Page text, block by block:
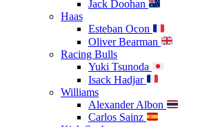
Jack Doohan
Haas
Esteban Ocon
Oliver Bearman
Racing Bulls
Yuki Tsunoda
Isack Hadjar
Williams
Alexander Albon
Carlos Sainz